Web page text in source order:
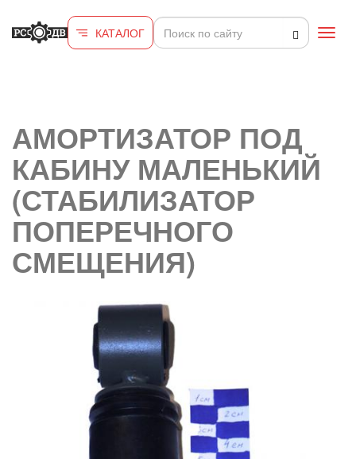
КАТАЛОГ
АМОРТИЗАТОР ПОД
КАБИНУ МАЛЕНЬКИЙ
(СТАБИЛИЗАТОР
ПОПЕРЕЧНОГО
СМЕЩЕНИЯ)